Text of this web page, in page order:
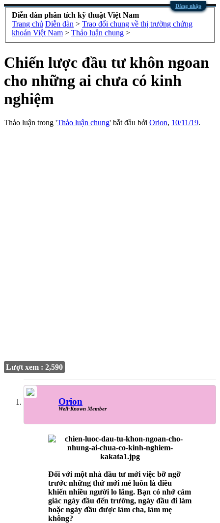
Đăng nhập
Diễn đàn phân tích kỹ thuật Việt Nam
Trang chủ Diễn đàn > Trao đổi chung về thị trường chứng
khoán Việt Nam > Thảo luận chung >
Chiến lược đầu tư khôn ngoan
cho những ai chưa có kinh
nghiệm
Thảo luận trong 'Thảo luận chung' bắt đầu bởi Orion, 10/11/19.
Lượt xem : 2,590
Orion
Well-Known Member
Đối với một nhà đầu tư mới việc bỡ ngỡ
trước những thứ mới mẻ luôn là điều
khiến nhiều người lo lắng. Bạn có nhớ cảm
giác ngày đầu đến trường, ngày đầu đi làm
hoặc ngày đầu được làm cha, làm mẹ
không?